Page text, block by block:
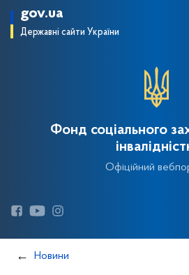
gov.ua
Державні сайти України
Фонд соціального
Офіційний
Новини